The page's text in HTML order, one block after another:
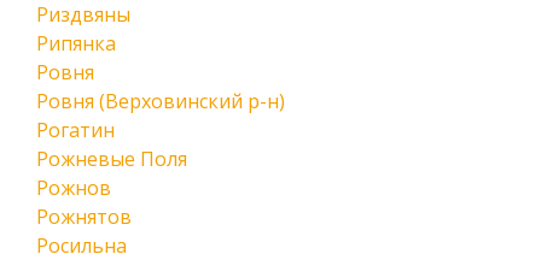
Риздвяны
Рипянка
Ровня
Ровня (Верховинский р-н)
Рогатин
Рожневые Поля
Рожнов
Рожнятов
Росильна